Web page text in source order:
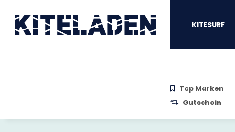
KITESURF
Top Marken
Gutschein